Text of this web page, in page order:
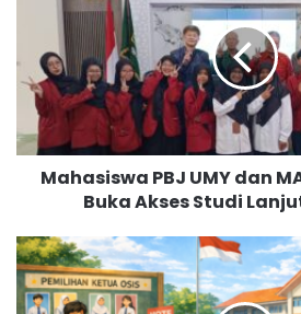
s
w
a
U
M
Y
Mahasiswa PBJ UMY dan
Buka Akses Studi
P
e
m